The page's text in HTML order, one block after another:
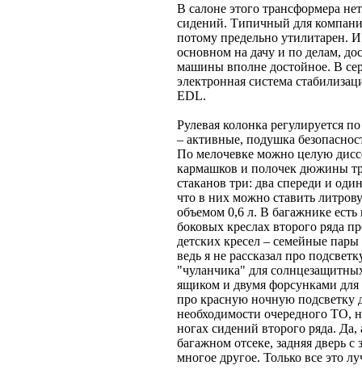
В салоне этого трансформера
сидений. Типичный для
потому предельно утилитарен.
основном на дачу и по делам,
машины вполне достойное. В
электронная система
EDL.
Рулевая колонка регулируется
– активные, подушка
По мелочевке можно целую
кармашков и полочек дюжины
стаканов три: два спереди и
что в них можно ставить
объемом 0,6 л. В багажнике есть
боковых креслах второго ряда
детских кресел – семейные
ведь я не рассказал про
"чуланчика" для
ящиком и двумя форсунками для
про красную ночную подсветку
необходимости очередного ТО,
ногах сидений второго ряда. Да,
багажном отсеке, задняя дверь
многое другое. Только все это